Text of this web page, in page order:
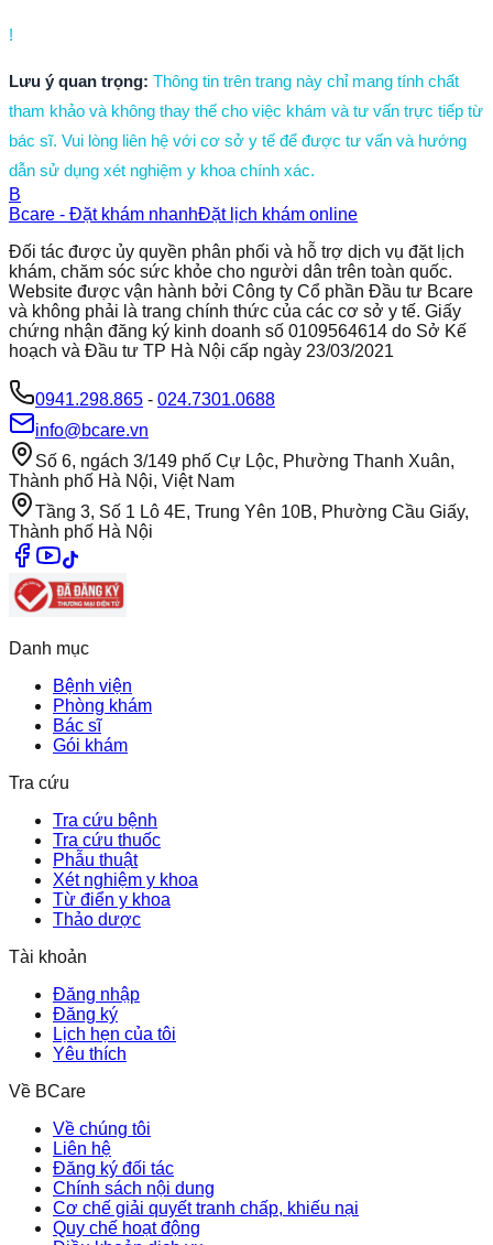
!
Lưu ý quan trọng: Thông tin trên trang này chỉ mang tính chất
tham khảo và không thay thế cho việc khám và tư vấn trực tiếp từ
bác sĩ. Vui lòng liên hệ với cơ sở y tế để được tư vấn và hướng
dẫn sử dụng xét nghiệm y khoa chính xác.
B
Bcare - Đặt khám nhanhĐặt lịch khám online
Đối tác được ủy quyền phân phối và hỗ trợ dịch vụ đặt lịch
khám, chăm sóc sức khỏe cho người dân trên toàn quốc.
Website được vận hành bởi Công ty Cổ phần Đầu tư Bcare
và không phải là trang chính thức của các cơ sở y tế. Giấy
chứng nhận đăng ký kinh doanh số 0109564614 do Sở Kế
hoạch và Đầu tư TP Hà Nội cấp ngày 23/03/2021
0941.298.865 - 024.7301.0688
info@bcare.vn
Số 6, ngách 3/149 phố Cự Lộc, Phường Thanh Xuân,
Thành phố Hà Nội, Việt Nam
Tầng 3, Số 1 Lô 4E, Trung Yên 10B, Phường Cầu Giấy,
Thành phố Hà Nội
Danh mục
Bệnh viện
Phòng khám
Bác sĩ
Gói khám
Tra cứu
Tra cứu bệnh
Tra cứu thuốc
Phẫu thuật
Xét nghiệm y khoa
Từ điển y khoa
Thảo dược
Tài khoản
Đăng nhập
Đăng ký
Lịch hẹn của tôi
Yêu thích
Về BCare
Về chúng tôi
Liên hệ
Đăng ký đối tác
Chính sách nội dung
Cơ chế giải quyết tranh chấp, khiếu nại
Quy chế hoạt động